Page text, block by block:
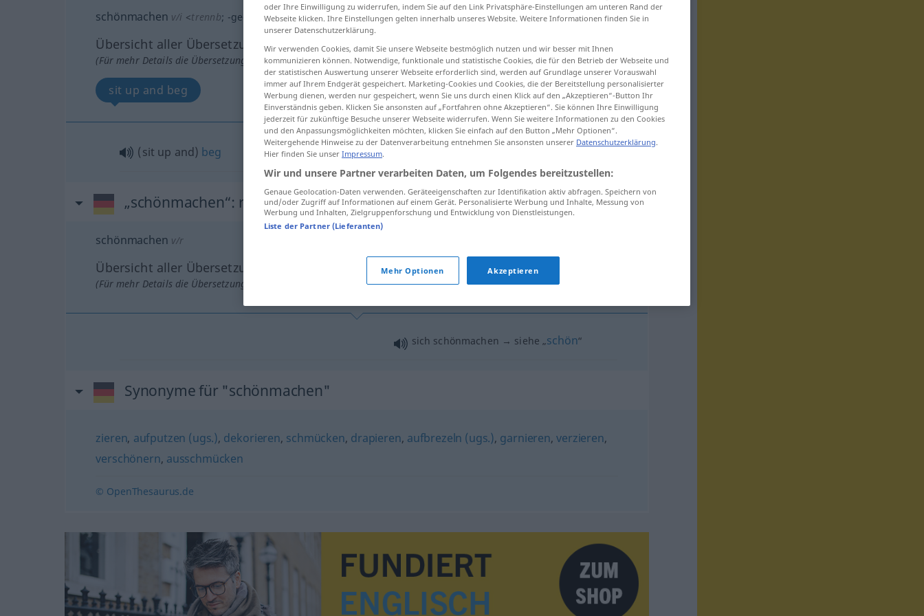
schönmachen v/i <trennb; -ge- >
Übersicht aller Übersetzungen
(Für mehr Details die Übersetzung anklicken/antippen)
sit up and beg
(sit up and) beg schönmachen
„schönmachen“: reflexives Verb
schönmachen v/r
Übersicht aller Übersetzungen
(Für mehr Details die Übersetzung anklicken/antippen)
sich schönmachen → siehe „schön“
Synonyme für "schönmachen"
zieren, aufputzen (ugs.), dekorieren, schmücken, drapieren, aufbrezeln (ugs.), garnieren,verzieren,
verschönern, ausschmücken
© OpenThesaurus.de
oder Ihre Einwilligung zu widerrufen, indem Sie auf den Link Privatsphäre-Einstellungen am unteren Rand der
Webseite klicken. Ihre Einstellungen gelten innerhalb unseres Website. Weitere Informationen finden Sie in
unserer Datenschutzerklärung.
Wir verwenden Cookies, damit Sie unsere Webseite bestmöglich nutzen und wir besser mit Ihnen
kommunizieren können. Notwendige, funktionale und statistische Cookies, die für den Betrieb der Webseite und
der statistischen Auswertung unserer Webseite erforderlich sind, werden auf Grundlage unserer Vorauswahl
immer auf Ihrem Endgerät gespeichert. Marketing-Cookies und Cookies, die der Bereitstellung personalisierter
Werbung dienen, werden nur gespeichert, wenn Sie uns durch einen Klick auf den „Akzeptieren“-Button Ihr
Einverständnis geben. Klicken Sie ansonsten auf „Fortfahren ohne Akzeptieren“. Sie können Ihre Einwilligung
jederzeit für zukünftige Besuche unserer Webseite widerrufen. Wenn Sie weitere Informationen zu den Cookies
und den Anpassungsmöglichkeiten möchten, klicken Sie einfach auf den Button „Mehr Optionen“.
Weitergehende Hinweise zu der Datenverarbeitung entnehmen Sie ansonsten unserer Datenschutzerklärung.
Hier finden Sie unser Impressum.
Wir und unsere Partner verarbeiten Daten, um Folgendes bereitzustellen:
Genaue Geolocation-Daten verwenden. Geräteeigenschaften zur Identifikation aktiv abfragen. Speichern von
und/oder Zugriff auf Informationen auf einem Gerät. Personalisierte Werbung und Inhalte, Messung von
Werbung und Inhalten, Zielgruppenforschung und Entwicklung von Dienstleistungen.
Liste der Partner (Lieferanten)
Mehr Optionen Akzeptieren